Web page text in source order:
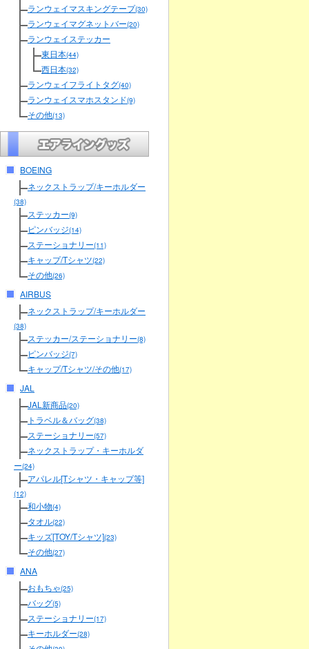
ランウェイマスキングテープ(30)
ランウェイマグネットバー(20)
ランウェイステッカー
東日本(44)
西日本(32)
ランウェイフライトタグ(40)
ランウェイスマホスタンド(9)
その他(13)
BOEING
ネックストラップ/キーホルダー
(38)
ステッカー(9)
ピンバッジ(14)
ステーショナリー(11)
キャップ/Tシャツ(22)
その他(26)
AIRBUS
ネックストラップ/キーホルダー
(38)
ステッカー/ステーショナリー(8)
ピンバッジ(7)
キャップ/Tシャツ/その他(17)
JAL
JAL新商品(20)
トラベル＆バッグ(38)
ステーショナリー(57)
ネックストラップ・キーホルダ
ー(24)
アパレル[Tシャツ・キャップ等]
(12)
和小物(4)
タオル(22)
キッズ[TOY/Tシャツ](23)
その他(27)
ANA
おもちゃ(25)
バッグ(5)
ステーショナリー(17)
キーホルダー(28)